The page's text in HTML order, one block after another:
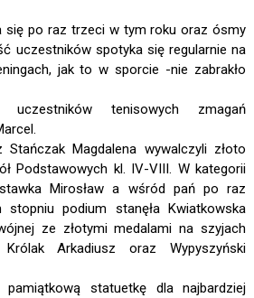
się po raz trzeci w tym roku oraz ósmy
uczestników spotyka się regularnie na
jak to w sporcie -nie zabrakło
uczestników tenisowych zmagań
Stańczak Magdalena wywalczyli złoto
Podstawowych kl. IV-VIII. W kategorii
Mirosław a wśród pań po raz
stopniu podium stanęła Kwiatkowska
ze złotymi medalami na szyjach
Królak Arkadiusz oraz Wypyszyński
statuetkę dla najbardziej